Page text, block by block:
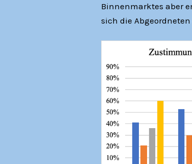
Binnenmarktes aber
sich die